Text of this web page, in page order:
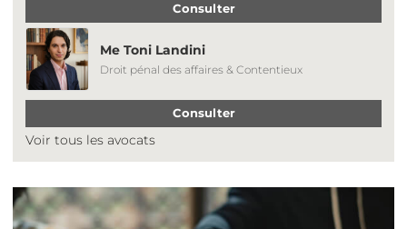
Consulter
Me Toni Landini
Droit pénal des affaires & Contentieux
Consulter
Voir tous les avocats